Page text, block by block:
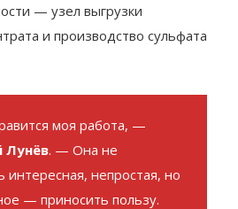
— узел выгрузки
и производство сульфата
моя работа, —
Лунёв. — Она не
интересная, непростая, но
— приносить пользу.